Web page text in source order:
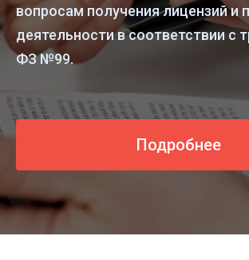
вопросам получения лицензий и
деятельности в соответствии с
ФЗ №99.
Подробнее